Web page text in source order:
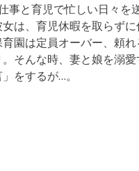
事と育児で忙しい日々を
は、育児休暇を取らず
園は定員オーバー、頼
そんな時、妻と娘を溺
をするが…。